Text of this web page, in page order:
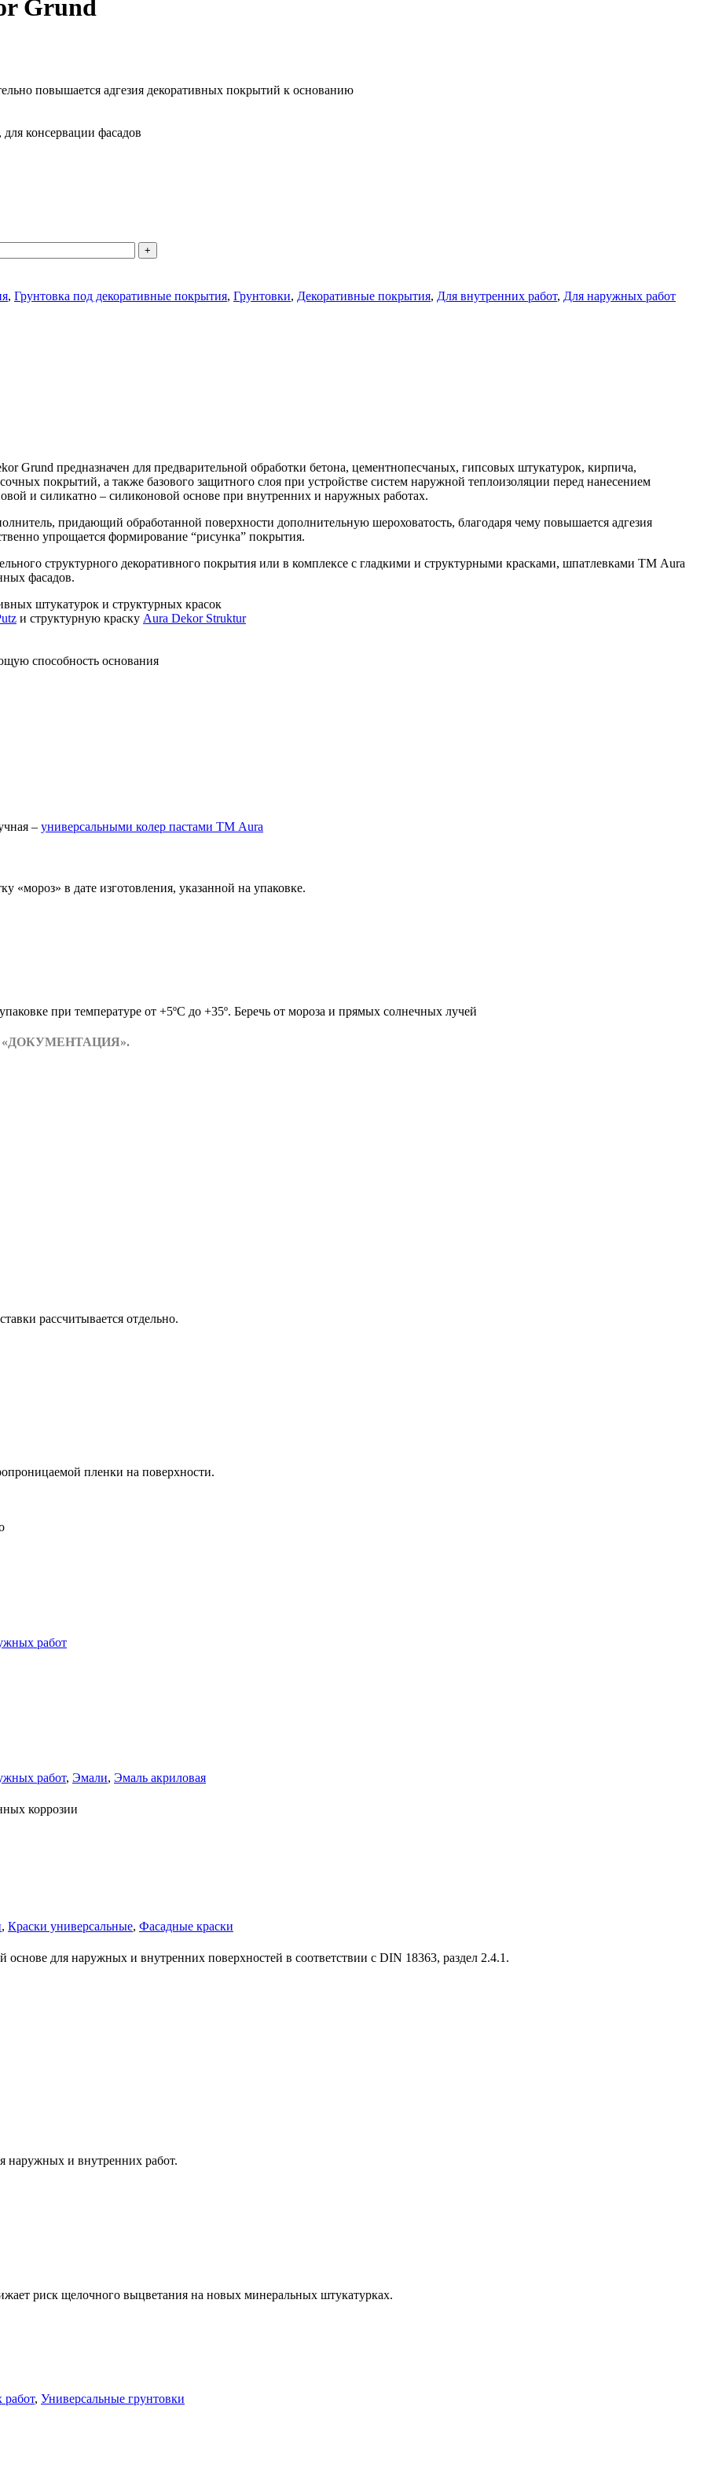
Grund
повышается адгезия декоративных покрытий к основанию
консервации фасадов
, Грунтовка под декоративные покрытия, Грунтовки, Декоративные покрытия, Для внутренних работ, Для наружных работ
предназначен для предварительной обработки бетона, цементнопесчаных, гипсовых штукатурок, кирпича,
покрытий, а также базового защитного слоя при устройстве систем наружной теплоизоляции перед нанесением
и силикатно – силиконовой основе при внутренних и наружных работах.
придающий обработанной поверхности дополнительную шероховатость, благодаря чему повышается адгезия
упрощается формирование “рисунка” покрытия.
структурного декоративного покрытия или в комплексе с гладкими и структурными красками, шпатлевками ТМ Aura
фасадов.
штукатурок и структурных красок
и структурную краску Aura Dekor Struktur
способность основания
– универсальными колер пастами ТМ Aura
в дате изготовления, указанной на упаковке.
при температуре от +5ºС до +35º. Беречь от мороза и прямых солнечных лучей
«ДОКУМЕНТАЦИЯ».
рассчитывается отдельно.
пленки на поверхности.
работ
работ, Эмали, Эмаль акриловая
коррозии
, Краски универсальные, Фасадные краски
для наружных и внутренних поверхностей в соответствии с DIN 18363, раздел 2.4.1.
наружных и внутренних работ.
риск щелочного выцветания на новых минеральных штукатурках.
, Универсальные грунтовки